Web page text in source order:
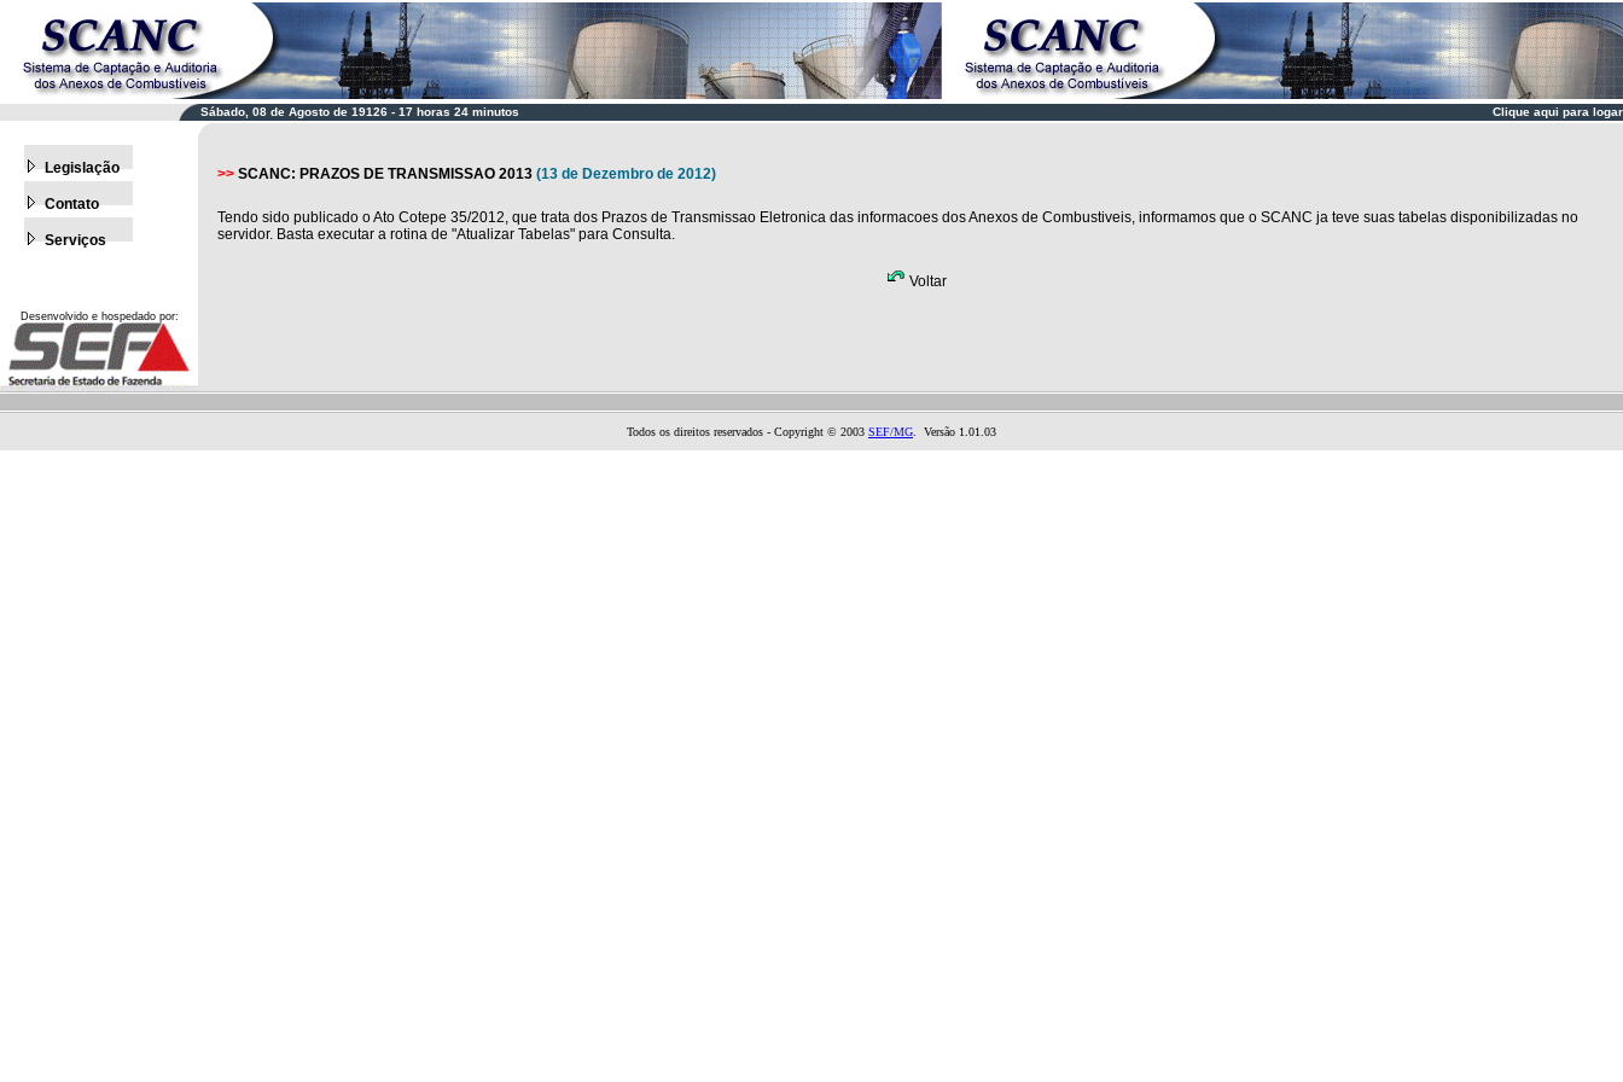
Sábado, 08 de Agosto de 19126 - 17 horas 24 minutos Clique aqui para logar
Legislação
Contato
Serviços
>> SCANC: PRAZOS DE TRANSMISSAO 2013 (13 de Dezembro de 2012)
Tendo sido publicado o Ato Cotepe 35/2012, que trata dos Prazos de Transmissao Eletronica das informacoes dos Anexos de Combustiveis, informamos que o SCANC ja teve suas tabelas disponibilizadas no
servidor. Basta executar a rotina de "Atualizar Tabelas" para Consulta.
Voltar
Desenvolvido e hospedado por:
Todos os direitos reservados - Copyright © 2003 SEF/MG . Versão 1.01.03